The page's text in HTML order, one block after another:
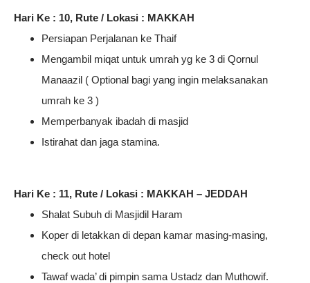
Hari Ke : 10, Rute / Lokasi : MAKKAH
Persiapan Perjalanan ke Thaif
Mengambil miqat untuk umrah yg ke 3 di Qornul
Manaazil ( Optional bagi yang ingin melaksanakan
umrah ke 3 )
Memperbanyak ibadah di masjid
Istirahat dan jaga stamina.
Hari Ke : 11, Rute / Lokasi : MAKKAH – JEDDAH
Shalat Subuh di Masjidil Haram
Koper di letakkan di depan kamar masing-masing,
check out hotel
Tawaf wada’ di pimpin sama Ustadz dan Muthowif.